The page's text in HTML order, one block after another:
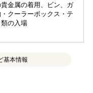
金属の着用、ビン、ガ
クーラーボックス・テ
の入場
基本情報